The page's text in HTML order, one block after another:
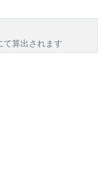
算出されます